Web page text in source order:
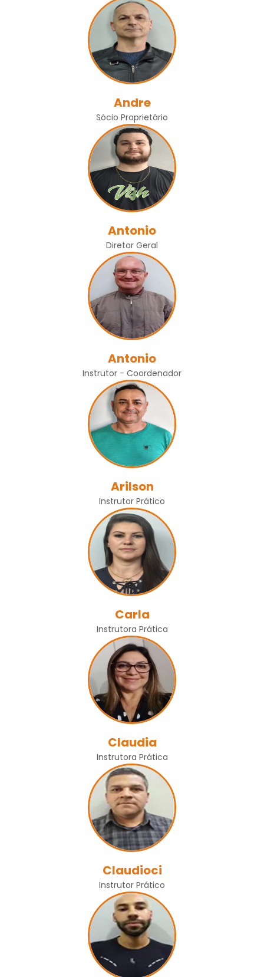
Andre
Sócio Proprietário
Antonio
Diretor Geral
Antonio
Instrutor - Coordenador
Arilson
Instrutor Prático
Carla
Instrutora Prática
Claudia
Instrutora Prática
Claudioci
Instrutor Prático